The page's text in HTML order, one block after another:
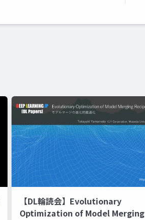
【DL輪読会】Evolutionary
Optimization of Model Merging